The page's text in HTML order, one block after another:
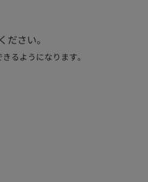
さい。
るようになります。